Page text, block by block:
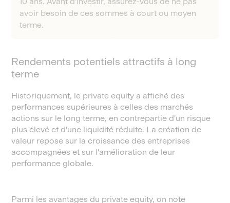
avoir besoin de ces sommes à court ou moyen
terme.
Rendements potentiels attractifs à long
terme
Historiquement, le private equity a affiché des
performances supérieures à celles des marchés
actions sur le long terme, en contrepartie d'un risque
plus élevé et d'une liquidité réduite. La création de
valeur repose sur la croissance des entreprises
accompagnées et sur l'amélioration de leur
performance globale.
Parmi les avantages du private equity, on note